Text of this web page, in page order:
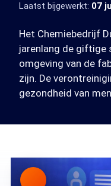
Laatst bijgewerkt: 07
Het Chemiebedrijf
jarenlang de giftige
omgeving van de
zijn. De
gezondheid van